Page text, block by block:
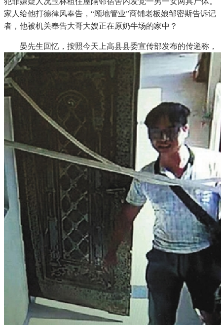
家人给他打德律风奉告，“顾地管业”商铺老板娘邹密斯告诉记
者，他被机关奉告大哥大嫂正在原奶牛场的家中？
晏先生回忆，按照今天上高县县委宣传部发布的传递称，